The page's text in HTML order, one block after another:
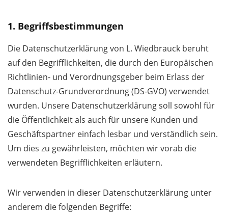
1. Begriffsbestimmungen
Die Datenschutzerklärung von L. Wiedbrauck beruht
auf den Begrifflichkeiten, die durch den Europäischen
Richtlinien- und Verordnungsgeber beim Erlass der
Datenschutz-Grundverordnung (DS-GVO) verwendet
wurden. Unsere Datenschutzerklärung soll sowohl für
die Öffentlichkeit als auch für unsere Kunden und
Geschäftspartner einfach lesbar und verständlich sein.
Um dies zu gewährleisten, möchten wir vorab die
verwendeten Begrifflichkeiten erläutern.
Wir verwenden in dieser Datenschutzerklärung unter
anderem die folgenden Begriffe: